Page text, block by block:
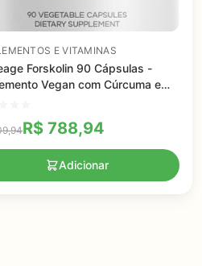
E VITAMINAS
Forskolin 90 Cápsulas -
Vegan com Cúrcuma e
R$ 788,94
Adicionar